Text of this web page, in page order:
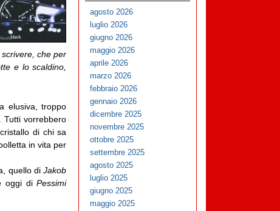
che per
e lo scaldino,
elusiva, troppo
Tutti vorrebbero
di chi sa
in vita per
quello diJakob
oggi diPessimi
agosto 2026
luglio 2026
giugno 2026
maggio 2026
aprile 2026
marzo 2026
febbraio 2026
gennaio 2026
dicembre 2025
novembre 2025
ottobre 2025
settembre 2025
agosto 2025
luglio 2025
giugno 2025
maggio 2025